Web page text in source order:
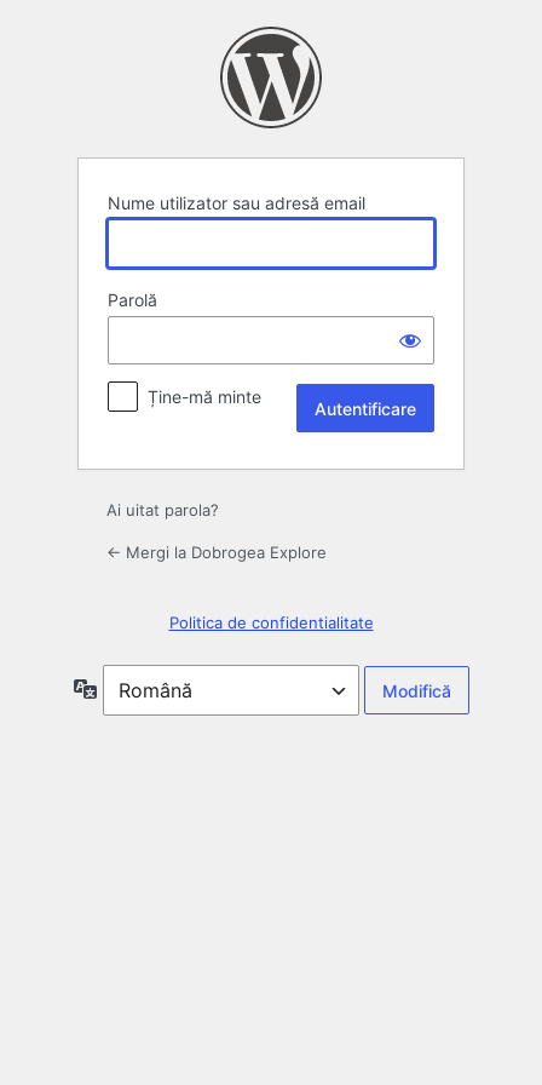
Nume utilizator sau adresă email
Parolă
Ține-mă minte
Ai uitat parola?
← Mergi la Dobrogea Explore
Politica de confidentialitate
Limbă